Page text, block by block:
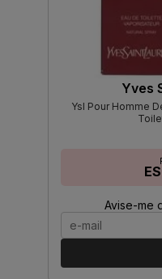
Yves
Ysl Pour Homme
Avise-me